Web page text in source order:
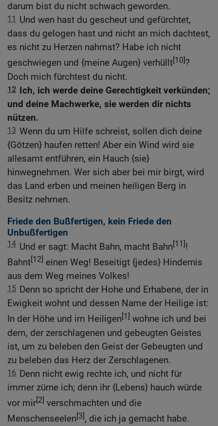
darum bist du nicht schwach geworden.
11 Und wen hast du gescheut und gefürchtet,
dass du gelogen hast und nicht an mich dachtest,
es nicht zu Herzen nahmst? Habe ich nicht
geschwiegen und {meine Augen} verhüllt[10]?
Doch mich fürchtest du nicht.
12 Ich, ich werde deine Gerechtigkeit verkünden;
und deine Machwerke, sie werden dir nichts
nützen.
13 Wenn du um Hilfe schreist, sollen dich deine
{Götzen} haufen retten! Aber ein Wind wird sie
allesamt entführen, ein Hauch {sie}
hinwegnehmen. Wer sich aber bei mir birgt, wird
das Land erben und meinen heiligen Berg in
Besitz nehmen.
Friede den Bußfertigen, kein Friede den
Unbußfertigen
14 Und er sagt: Macht Bahn, macht Bahn[11]!
Bahnt[12] einen Weg! Beseitigt {jedes} Hindernis
aus dem Weg meines Volkes!
15 Denn so spricht der Hohe und Erhabene, der in
Ewigkeit wohnt und dessen Name der Heilige ist:
In der Höhe und im Heiligen[1] wohne ich und bei
dem, der zerschlagenen und gebeugten Geistes
ist, um zu beleben den Geist der Gebeugten und
zu beleben das Herz der Zerschlagenen.
16 Denn nicht ewig rechte ich, und nicht für
immer zürne ich; denn ihr {Lebens} hauch würde
vor mir[2] verschmachten und die
Menschenseelen[3], die ich ja gemacht habe.